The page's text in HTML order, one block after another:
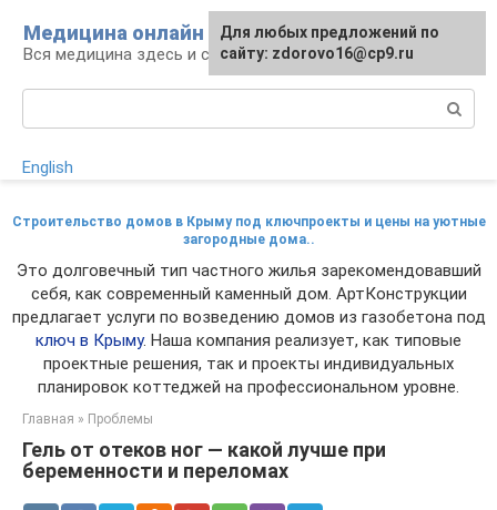
контенту
Медицина онлайн
Вся медицина здесь и сейчас
English
Строительство домов в Крыму под ключпроекты и цены на уютные
загородные дома..
Это долговечный тип частного жилья зарекомендовавший
себя, как современный каменный дом. АртКонструкции
предлагает услуги по возведению домов из газобетона под
ключ в Крыму. Наша компания реализует, как типовые
проектные решения, так и проекты индивидуальных
планировок коттеджей на профессиональном уровне.
Главная » Проблемы
Гель от отеков ног — какой лучше при
беременности и переломах
Для любых предложений по
сайту: zdorovo16@cp9.ru